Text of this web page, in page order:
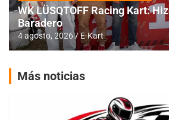
WK LÜSQTOFF Racing Kart:
Baradero
4 agosto, 2026 E-Kart
Más noticias